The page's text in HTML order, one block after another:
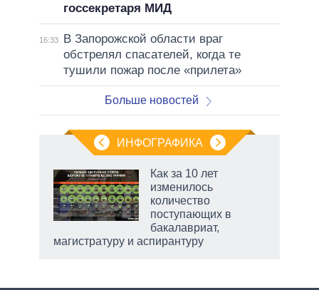
госсекретаря МИД
16:33
В Запорожской области враг
обстрелял спасателей, когда те
тушили пожар после «прилета»
Больше новостей
ИНФОГРАФИКА
Как за 10 лет
изменилось
количество
поступающих в
бакалавриат,
магистратуру и аспирантуру